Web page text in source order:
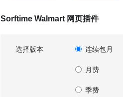
Sorftime Walmart 网页插件
选择版本 连续包月
月费
季费